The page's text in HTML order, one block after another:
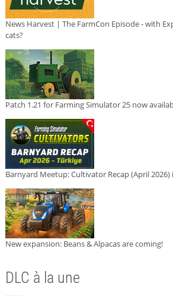
News Harvest | The FarmCon Episode - with
cats?
Patch 1.21 for Farming Simulator 25 now
Barnyard Meetup: Cultivator Recap (April 2026)
New expansion: Beans & Alpacas are coming!
DLC à la une